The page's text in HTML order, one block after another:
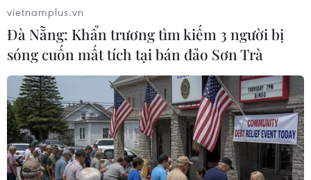
#Tổng thống Joe Biden #Chính phủ Mỹ
#Tôn giáo
#Sức khỏe sinh sản
Mỹ
vietnamplus.vn
Đà Nẵng: Khẩn trương tìm kiếm 3 người bị
sóng cuốn mất tích tại bán đảo Sơn Trà